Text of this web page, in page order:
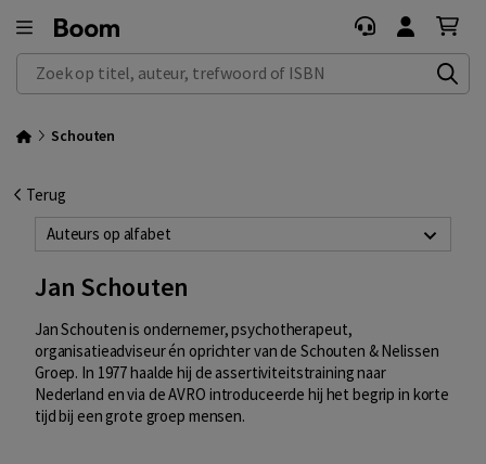
Zoek op titel, auteur, trefwoord of ISBN
Schouten
Terug
Auteurs op alfabet
Jan Schouten
Jan Schouten is ondernemer, psychotherapeut,
organisatieadviseur én oprichter van de Schouten & Nelissen
Groep. In 1977 haalde hij de assertiviteitstraining naar
Nederland en via de AVRO introduceerde hij het begrip in korte
tijd bij een grote groep mensen.